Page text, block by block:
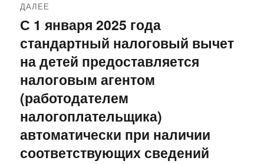
ДАЛЕЕ
Следующая
запись:
С 1 января 2025 года
стандартный налоговый вычет
на детей предоставляется
налоговым агентом
(работодателем
налогоплательщика)
автоматически при наличии
соответствующих сведений